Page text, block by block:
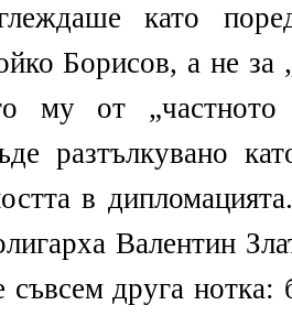
като
Борисов, а не
му от
разтълкувано
в
Валентин
съвсем друга нотка: